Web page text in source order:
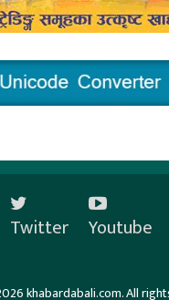
Twitter Youtube
khabardabali.com. All